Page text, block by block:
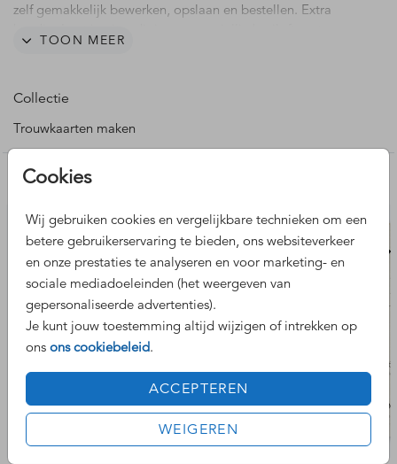
Cookies
Wij gebruiken cookies en vergelijkbare technieken om een
betere gebruikerservaring te bieden, ons websiteverkeer
en onze prestaties te analyseren en voor marketing- en
sociale mediadoeleinden (het weergeven van
gepersonaliseerde advertenties).
Je kunt jouw toestemming altijd wijzigen of intrekken op
ons ons cookiebeleid.
ACCEPTEREN
WEIGEREN
zelf gemakkelijk bewerken, opslaan en bestellen. Extra
verzendservice direct vanaf de drukkerij versturen. Vragen of
TOON MEER
Collectie
Trouwkaarten maken
Nog meer leuke ontwerpen